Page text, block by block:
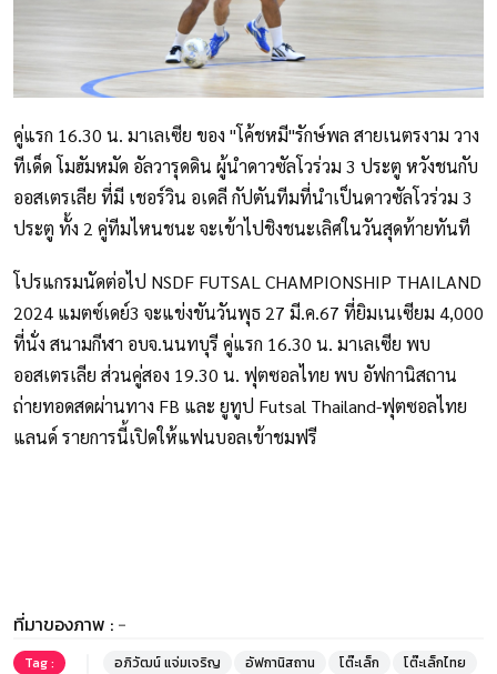
คู่แรก 16.30 น. มาเลเซีย ของ "โค้ชหมี"รักษ์พล สายเนตรงาม วาง
ทีเด็ด โมฮัมหมัด อัลวารุดดิน ผู้นำดาวซัลโวร่วม 3 ประตู หวังชนกับ
ออสเตรเลีย ที่มี เชอร์วิน อเดลี กัปตันทีมที่นำเป็นดาวซัลโวร่วม 3
ประตู ทั้ง 2 คู่ทีมไหนชนะ จะเข้าไปชิงชนะเลิศในวันสุดท้ายทันที
โปรแกรมนัดต่อไป NSDF FUTSAL CHAMPIONSHIP THAILAND
2024 แมตซ์เดย์3 จะแข่งขันวันพุธ 27 มี.ค.67 ที่ยิมเนเซียม 4,000
ที่นั่ง สนามกีฬา อบจ.นนทบุรี คู่แรก 16.30 น. มาเลเซีย พบ
ออสเตรเลีย ส่วนคู่สอง 19.30 น. ฟุตซอลไทย พบ อัฟกานิสถาน
ถ่ายทอดสดผ่านทาง FB และ ยูทูป Futsal Thailand-ฟุตซอลไทย
แลนด์ รายการนี้เปิดให้แฟนบอลเข้าชมฟรี
ที่มาของภาพ : -
Tag : อภิวัฒน์ แจ่มเจริญ อัฟกานิสถาน โต๊ะเล็ก
โต๊ะเล็กไทย